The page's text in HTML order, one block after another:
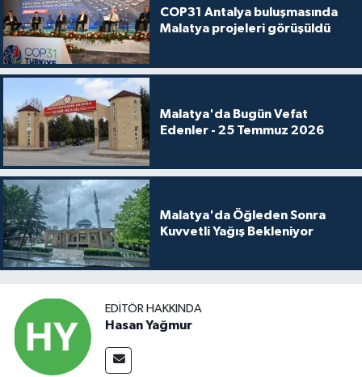
COP31 Antalya buluşmasında
Malatya projeleri görüşüldü
Malatya'da Bugün Vefat
Edenler - 25 Temmuz 2026
Malatya'da Öğleden Sonra
Kuvvetli Yağış Bekleniyor
EDITÖR HAKKINDA
Hasan Yağmur